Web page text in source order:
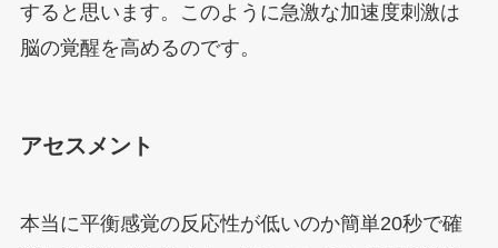
すると思います。このように急激な加速度刺激は
脳の覚醒を高めるのです。
アセスメント
本当に平衡感覚の反応性が低いのか簡単20秒で確